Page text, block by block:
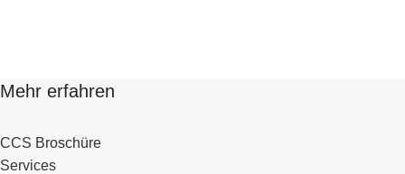
Mehr erfahren
CCS Broschüre
Services